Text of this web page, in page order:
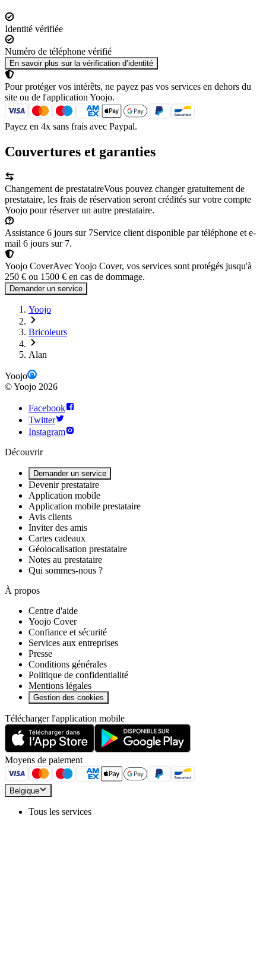
Identité vérifiée
Numéro de téléphone vérifié
En savoir plus sur la vérification d’identité
Pour protéger vos intérêts, ne payez pas vos services en dehors du
site ou de l'application Yoojo.
Payez en 4x sans frais avec Paypal.
Couvertures et garanties
Changement de prestataireVous pouvez changer gratuitement de
prestataire, les frais de réservation seront crédités sur votre compte
Yoojo pour réserver un autre prestataire.
Assistance 6 jours sur 7Service client disponible par téléphone et e-
mail 6 jours sur 7.
Yoojo CoverAvec Yoojo Cover, vos services sont protégés jusqu'à
250 € ou 1500 € en cas de dommage.
Demander un service
Yoojo
Bricoleurs
Alan
Yoojo
©Yoojo 2026
Facebook
Twitter
Instagram
Découvrir
Demander un service
Devenir prestataire
Application mobile
Application mobile prestataire
Avis clients
Inviter des amis
Cartes cadeaux
Géolocalisation prestataire
Notes au prestataire
Qui sommes-nous ?
À propos
Centre d'aide
Yoojo Cover
Confiance et sécurité
Services aux entreprises
Presse
Conditions générales
Politique de confidentialité
Mentions légales
Gestion des cookies
Télécharger l'application mobile
Moyens de paiement
Belgique
Tous les services